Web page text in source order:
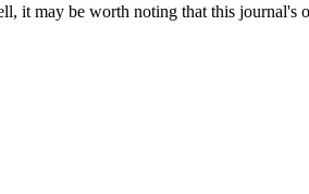
it may be worth noting that this journal's